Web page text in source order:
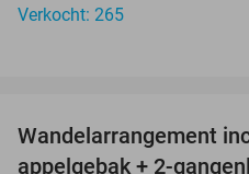
Verkocht: 265
Wandelarrangement
appelgebak + 2-